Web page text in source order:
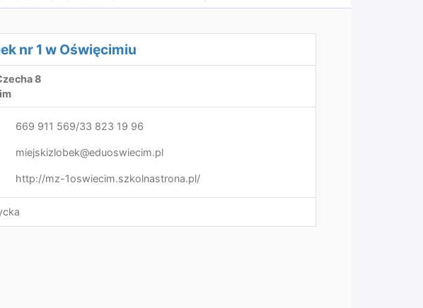
nr 1 w Oświęcimiu
8
669 911 569/33 823 19 96
miejskizlobek@eduoswiecim.pl
http://mz-1oswiecim.szkolnastrona.pl/